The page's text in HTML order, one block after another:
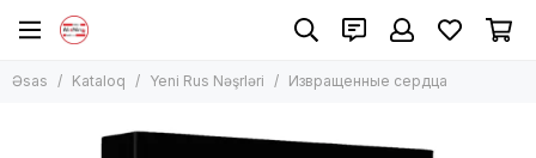
Əsas Kataloq Yeni Rus Nəşrləri Извращенные сердца